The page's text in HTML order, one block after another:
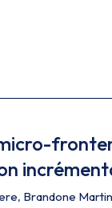
, Brandone